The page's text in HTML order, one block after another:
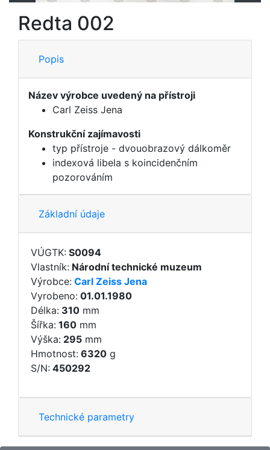
Redta 002
Popis
Název výrobce uvedený na přístroji
Carl Zeiss Jena
Konstrukční zajímavosti
typ přístroje - dvouobrazový dálkoměr
indexová libela s koincidenčním
pozorováním
Základní údaje
VÚGTK: S0094
Vlastník: Národní technické muzeum
Výrobce: Carl Zeiss Jena
Vyrobeno: 01.01.1980
Délka: 310 mm
Šířka: 160 mm
Výška: 295 mm
Hmotnost: 6320 g
S/N: 450292
Technické parametry